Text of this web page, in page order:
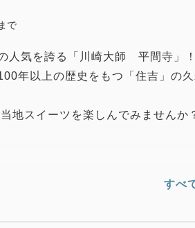
で
人気を誇る「川崎大師 平間寺」！
年以上の歴史をもつ「住吉」の
地スイーツを楽しんでみませんか
大人お一人様あたり「1,000円分
すべ